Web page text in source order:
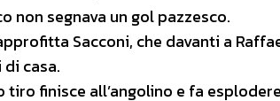
non segnava un gol pazzesco.
Sacconi, che davanti a
casa.
tiro finisce all’angolino e fa